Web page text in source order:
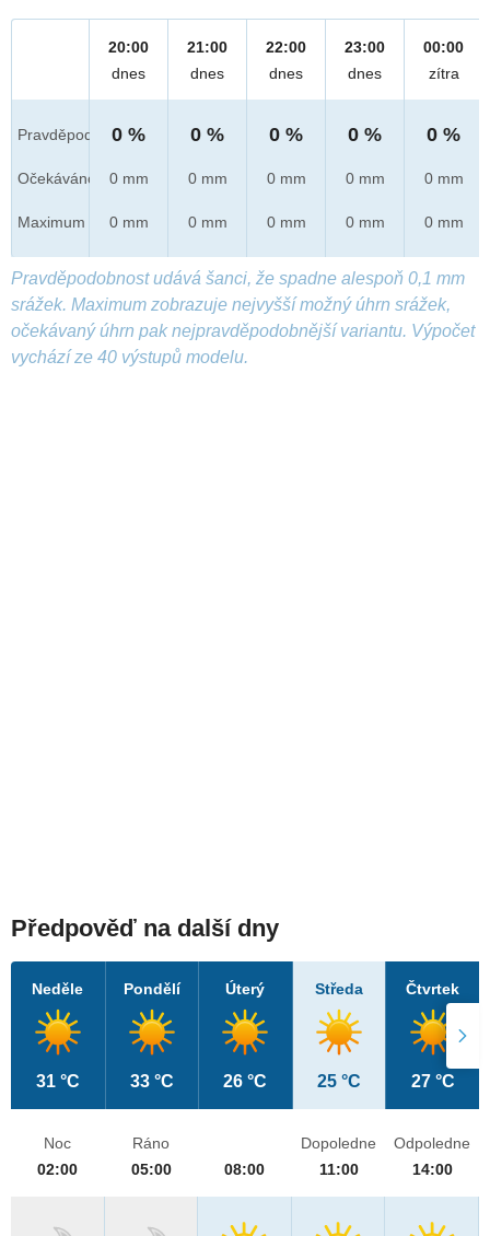
Pravděpod.
Očekáváno
Maximum
20:00
dnes
0 %
0 mm
0 mm
21:00
dnes
0 %
0 mm
0 mm
22:00
dnes
0 %
0 mm
0 mm
23:00
dnes
0 %
0 mm
0 mm
00:00
zítra
0 %
0 mm
0 mm
Pravděpodobnost udává šanci, že spadne alespoň 0,1 mm
srážek. Maximum zobrazuje nejvyšší možný úhrn srážek,
očekávaný úhrn pak nejpravděpodobnější variantu. Výpočet
vychází ze 40 výstupů modelu.
Předpověď na další dny
Neděle
31 °C
Pondělí
33 °C
Úterý
26 °C
Středa
25 °C
Čtvrtek
27 °C
Noc
02:00
Ráno
05:00
08:00
Dopoledne
11:00
Odpoledne
14:00